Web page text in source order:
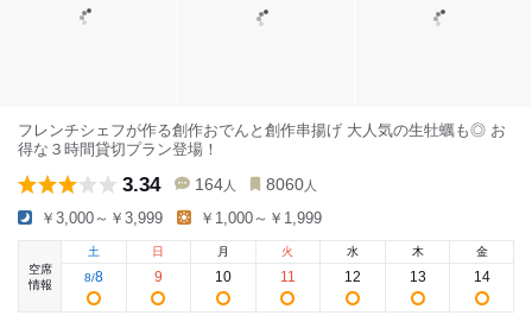
フレンチシェフが作る創作おでんと創作串揚げ 大人気の生牡蠣も◎ お
得な３時間貸切プラン登場！
3.34 164 人 8060 人
￥3,000～￥3,999 ￥1,000～￥1,999
空席
情報
土
8/8
日
9
月
10
火
11
水
12
木
13
金
14